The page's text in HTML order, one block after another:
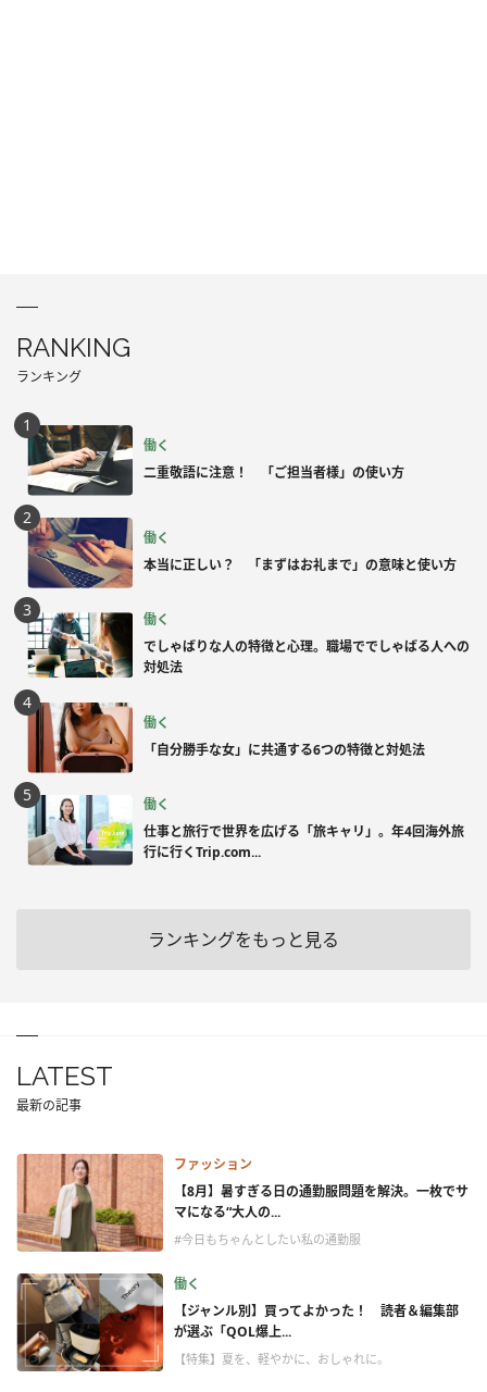
RANKING
ランキング
働く
二重敬語に注意！ 「ご担当者様」の使い方
働く
本当に正しい？ 「まずはお礼まで」の意味と使い方
働く
でしゃばりな人の特徴と心理。職場ででしゃばる人への
対処法
働く
「自分勝手な女」に共通する6つの特徴と対処法
働く
仕事と旅行で世界を広げる「旅キャリ」。年4回海外旅
行に行くTrip.com...
ランキングをもっと見る
LATEST
最新の記事
ファッション
【8月】暑すぎる日の通勤服問題を解決。一枚でサ
マになる“大人の...
#今日もちゃんとしたい私の通勤服
働く
【ジャンル別】買ってよかった！ 読者＆編集部
が選ぶ「QOL爆上...
【特集】夏を、軽やかに、おしゃれに。